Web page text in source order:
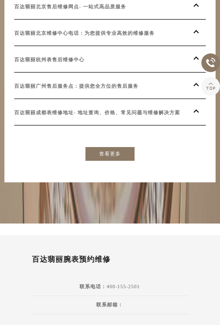
百达翡丽北京售后维修网点- 一站式高品质服务
百达翡丽北京维修中心电话：为您提供专业高效的维修服务
百达翡丽杭州表售后维修中心
百达翡丽广州售后服务点：提供您全方位的售后服务
百达翡丽成都表维修地址- 地址查询、价格、常见问题与维修解决方案
查看更多
百达翡丽腕表预约维修
联系电话：400-155-2501
联系邮箱：

